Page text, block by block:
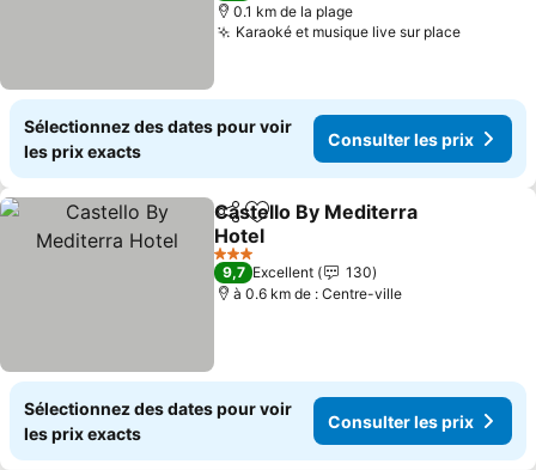
0.1 km de la plage
Karaoké et musique live sur place
Sélectionnez des dates pour voir
les prix exacts
Consulter les prix
PartagerAjouter à mes favoris
Castello By Mediterra
Hotel
Consulter les prix
3 Étoiles
9,7 Excellent
130
à 0.6 km de : Centre-ville
Sélectionnez des dates pour voir
les prix exacts
Consulter les prix